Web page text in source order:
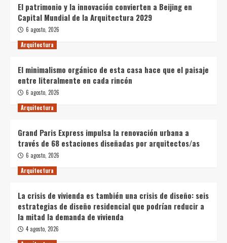
El patrimonio y la innovación convierten a Beijing en
Capital Mundial de la Arquitectura 2029
6 agosto, 2026
Arquitectura
El minimalismo orgánico de esta casa hace que el paisaje
entre literalmente en cada rincón
6 agosto, 2026
Arquitectura
Grand Paris Express impulsa la renovación urbana a
través de 68 estaciones diseñadas por arquitectos/as
6 agosto, 2026
Arquitectura
La crisis de vivienda es también una crisis de diseño: seis
estrategias de diseño residencial que podrían reducir a
la mitad la demanda de vivienda
4 agosto, 2026